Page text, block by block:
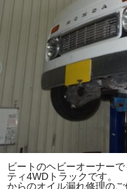
ビートのヘビーオーナー
ティ4WDトラックです。
からのオイル漏れ修理の